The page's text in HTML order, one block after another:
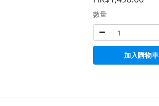
數量
加入購物車